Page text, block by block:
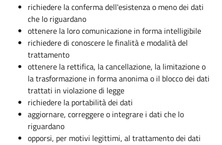
richiedere la conferma dell'esistenza o meno dei dati
che lo riguardano
ottenere la loro comunicazione in forma intelligibile
richiedere di conoscere le finalità e modalità del
trattamento
ottenere la rettifica, la cancellazione, la limitazione o
la trasformazione in forma anonima o il blocco dei dati
trattati in violazione di legge
richiedere la portabilità dei dati
aggiornare, correggere o integrare i dati che lo
riguardano
opporsi, per motivi legittimi, al trattamento dei dati